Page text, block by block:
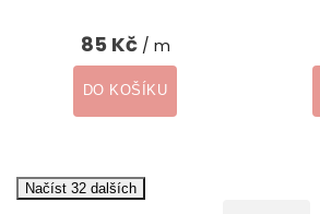
85 Kč / m
DO KOŠÍKU
Načíst 32 dalších